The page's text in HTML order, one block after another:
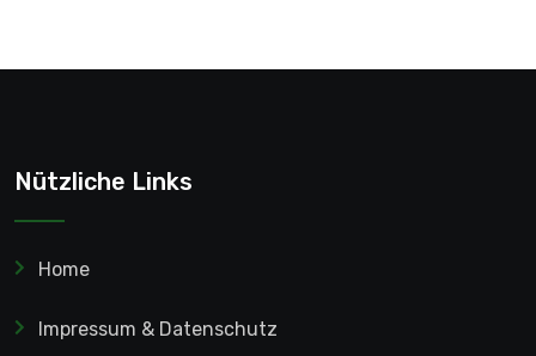
Nützliche Links
Home
Impressum & Datenschutz